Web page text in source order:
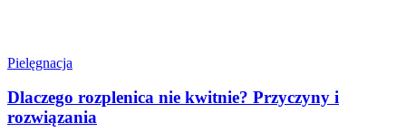
Pielęgnacja
Dlaczego rozplenica nie kwitnie? Przyczyny i
rozwiązania